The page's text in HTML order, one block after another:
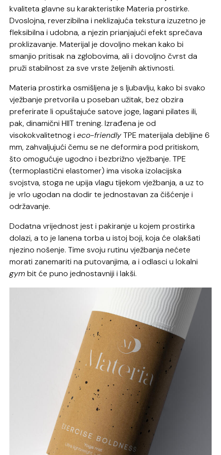
kvaliteta glavne su karakteristike Materia prostirke.
Dvoslojna, reverzibilna i neklizajuća tekstura izuzetno je
fleksibilna i udobna, a njezin prianjajući efekt sprečava
proklizavanje. Materijal je dovoljno mekan kako bi
smanjio pritisak na zglobovima, ali i dovoljno čvrst da
pruži stabilnost za sve vrste željenih aktivnosti.
Materia prostirka osmišljena je s ljubavlju, kako bi svako
vježbanje pretvorila u poseban užitak, bez obzira
preferirate li opuštajuće satove joge, lagani pilates ili,
pak, dinamični HIIT trening. Izrađena je od
visokokvalitetnog ieco-friendlyTPE materijala debljine 6
mm, zahvaljujući čemu se ne deformira pod pritiskom,
što omogućuje ugodno i bezbrižno vježbanje. TPE
(termoplastični elastomer) ima visoka izolacijska
svojstva, stoga ne upija vlagu tijekom vježbanja, a uz to
je vrlo ugodan na dodir te jednostavan za čišćenje i
održavanje.
Dodatna vrijednost jest i pakiranje u kojem prostirka
dolazi, a to je lanena torba u istoj boji, koja će olakšati
njezino nošenje. Time svoju rutinu vježbanja nećete
morati zanemariti na putovanjima, a i odlasci u lokalni
gymbit će puno jednostavniji i lakši.